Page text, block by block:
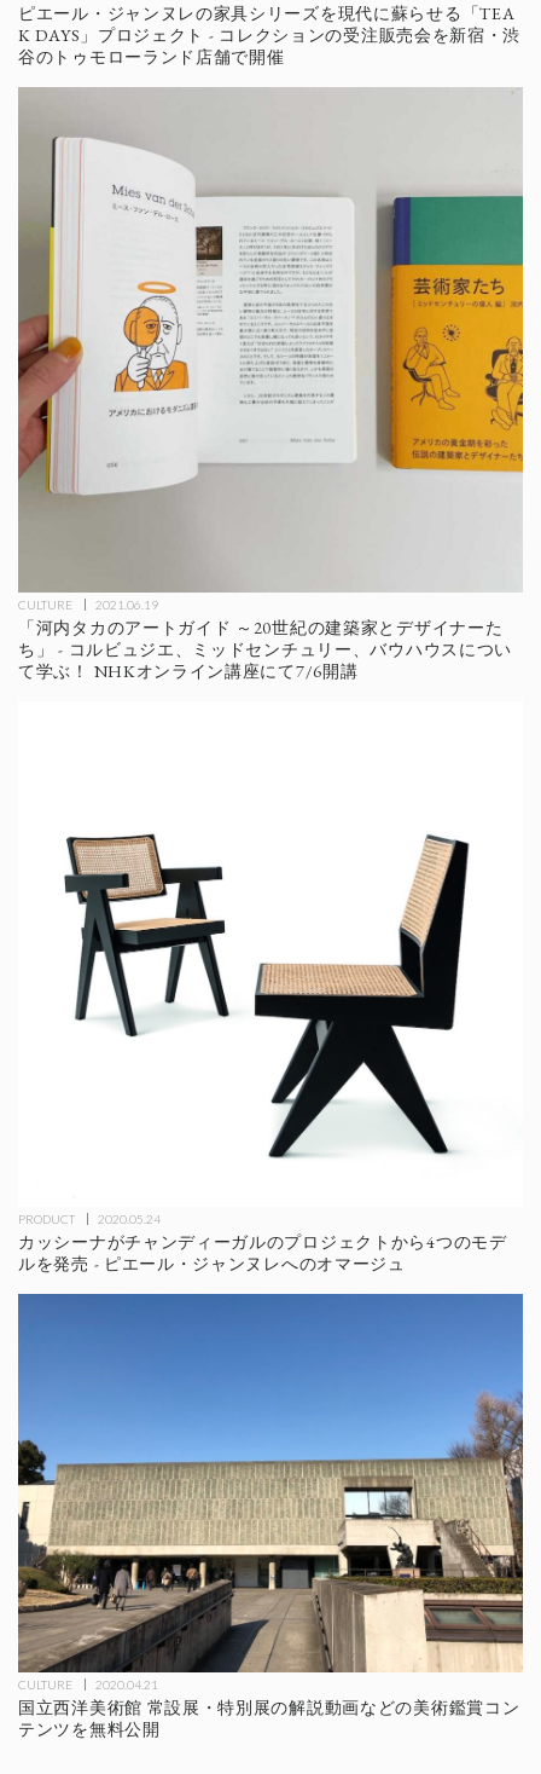
ピエール・ジャンヌレの家具シリーズを現代に蘇らせる「TEA
K DAYS」プロジェクト - コレクションの受注販売会を新宿・渋
谷のトゥモローランド店舗で開催
CULTURE 2021.06.19
「河内タカのアートガイド ～20世紀の建築家とデザイナーた
ち」 - コルビュジエ、ミッドセンチュリー、バウハウスについ
て学ぶ！ NHKオンライン講座にて7/6開講
PRODUCT 2020.05.24
カッシーナがチャンディーガルのプロジェクトから4つのモデ
ルを発売 - ピエール・ジャンヌレへのオマージュ
CULTURE 2020.04.21
国立西洋美術館 常設展・特別展の解説動画などの美術鑑賞コン
テンツを無料公開